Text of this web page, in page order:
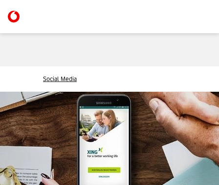
Social Media